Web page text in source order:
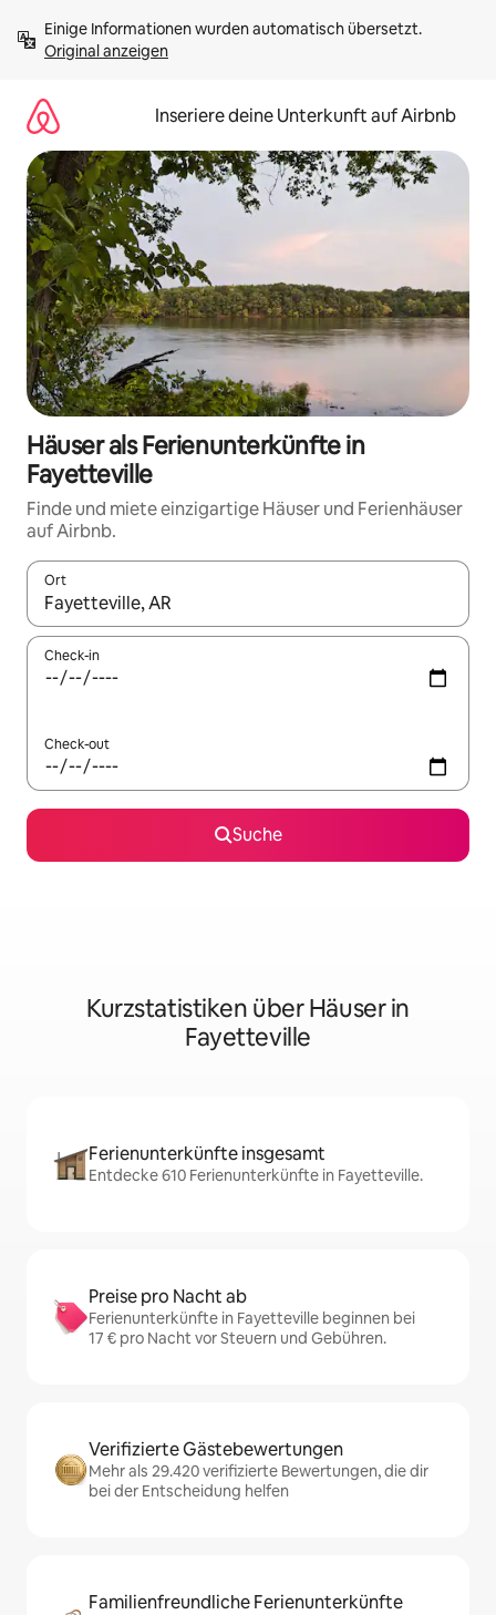
Inhalten
springenOriginal anzeigen
Inseriere deine Unterkunft auf Airbnb
Häuser als Ferienunterkünfte in
Fayetteville
Finde und miete einzigartige Häuser und Ferienhäuser
auf Airbnb.
Ort
Wenn Ergebnisse verfügbar sind, navigiere mit den
Check-in
Check-out
Suche
Kurzstatistiken über Häuser in
Fayetteville
Ferienunterkünfte insgesamt
Entdecke 610 Ferienunterkünfte in Fayetteville.
Preise pro Nacht ab
Ferienunterkünfte in Fayetteville beginnen bei
17 € pro Nacht vor Steuern und Gebühren.
Verifizierte Gästebewertungen
Mehr als 29.420 verifizierte Bewertungen, die dir
bei der Entscheidung helfen
Familienfreundliche Ferienunterkünfte